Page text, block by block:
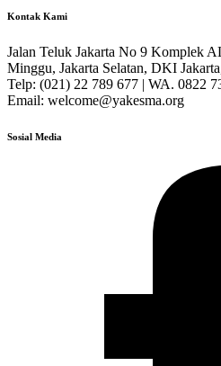
Kontak Kami
Jalan Teluk Jakarta No 9 Komplek
Minggu, Jakarta Selatan, DKI
Telp: (021) 22 789 677 | WA. 0822
Email: welcome@yakesma.org
Sosial Media